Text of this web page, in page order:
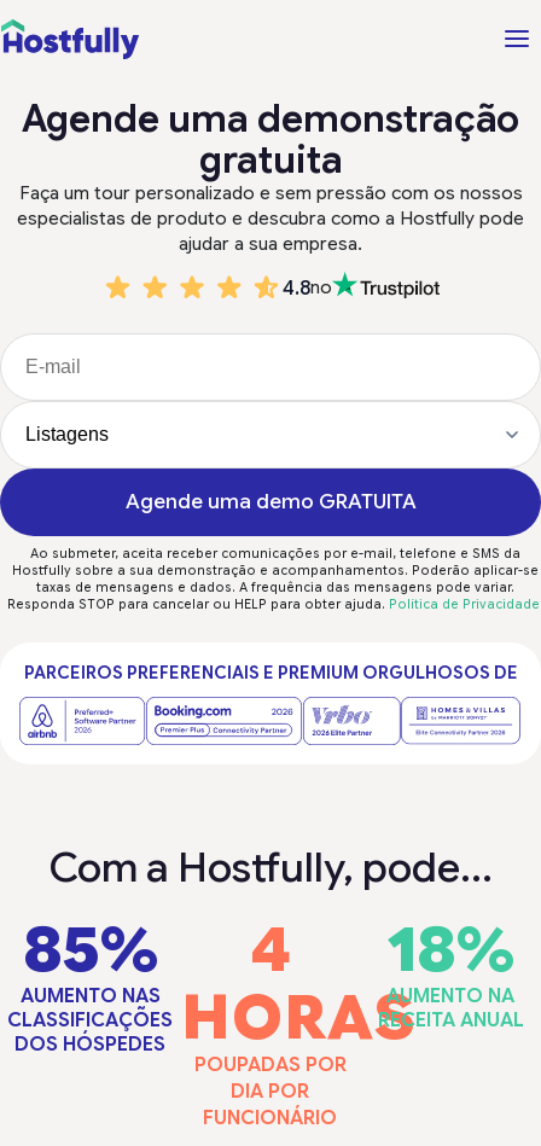
Agende uma demonstração
gratuita
Faça um tour personalizado e sem pressão com os nossos
especialistas de produto e descubra como a Hostfully pode
ajudar a sua empresa.
4.8no
Agende uma demo GRATUITA
Ao submeter, aceita receber comunicações por e-mail, telefone e SMS da
Hostfully sobre a sua demonstração e acompanhamentos. Poderão aplicar-se
taxas de mensagens e dados. A frequência das mensagens pode variar.
Responda STOP para cancelar ou HELP para obter ajuda. Política de Privacidade
PARCEIROS PREFERENCIAIS E PREMIUM ORGULHOSOS DE
Com a Hostfully, pode...
85%
AUMENTO NAS
CLASSIFICAÇÕES
DOS HÓSPEDES
4
HORAS
POUPADAS POR
DIA POR
FUNCIONÁRIO
18%
AUMENTO NA
RECEITA ANUAL